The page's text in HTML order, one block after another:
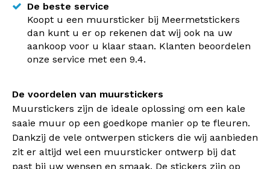
De beste service
Koopt u een muursticker bij Meermetstickers
dan kunt u er op rekenen dat wij ook na uw
aankoop voor u klaar staan. Klanten beoordelen
onze service met een 9.4.
De voordelen van muurstickers
Muurstickers zijn de ideale oplossing om een kale
saaie muur op een goedkope manier op te fleuren.
Dankzij de vele ontwerpen stickers die wij aanbieden
zit er altijd wel een muursticker ontwerp bij dat
past bij uw wensen en smaak. De stickers zijn op